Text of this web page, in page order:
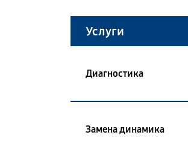
Услуги
Диагностика
Замена динамика